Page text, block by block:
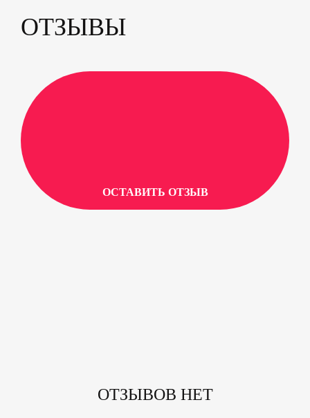
ОТЗЫВЫ
ОСТАВИТЬ ОТЗЫВ
ОТЗЫВОВ НЕТ